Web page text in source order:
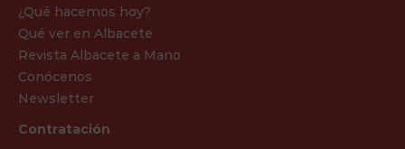
¿Qué hacemos hoy?
Qué ver en Albacete
Revista Albacete a Mano
Conócenos
Newsletter
Contratación